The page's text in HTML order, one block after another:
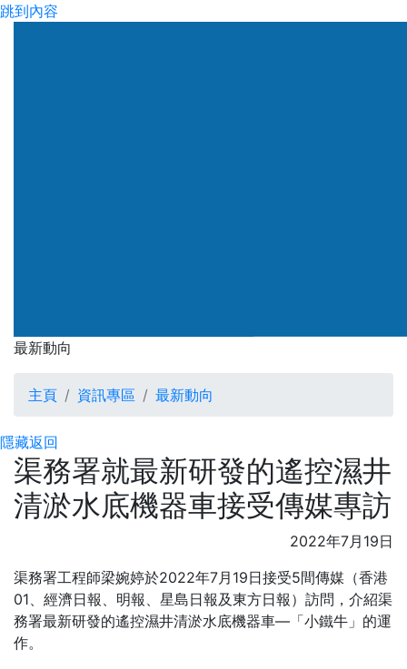
跳到內容
最新動向
最新動向
主頁 資訊專區 最新動向
隱藏返回
渠務署就最新研發的遙控濕井
清淤水底機器車接受傳媒專訪
2022年7月19日
渠務署工程師梁婉婷於2022年7月19日接受5間傳媒（香港
01、經濟日報、明報、星島日報及東方日報）訪問，介紹渠
務署最新研發的遙控濕井清淤水底機器車—「小鐵牛」的運
作。